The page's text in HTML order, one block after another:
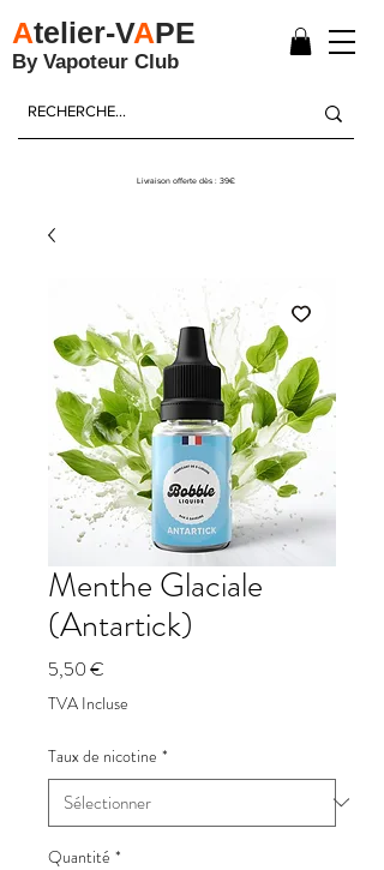
Livraison offerte dès : 39€
Atelier-VAPE
By Vapoteur Club
Menthe Glaciale
(Antartick)
5,50 €
TVA Incluse
Taux de nicotine *
Quantité *